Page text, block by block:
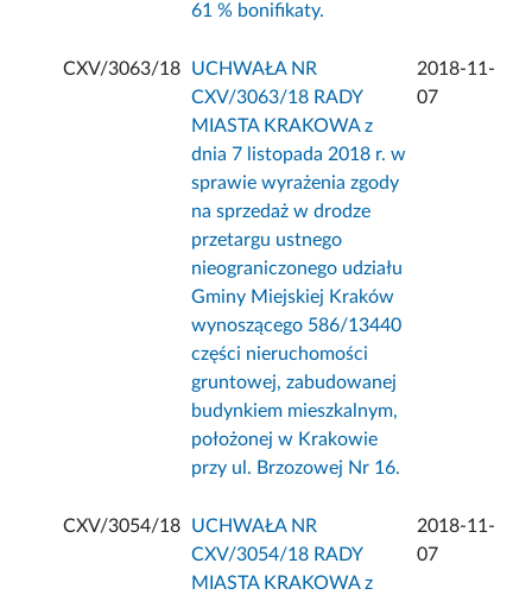
61 % bonifikaty.
CXV/3063/18
UCHWAŁA NR
CXV/3063/18 RADY
MIASTA KRAKOWA z
dnia 7 listopada 2018 r. w
sprawie wyrażenia zgody
na sprzedaż w drodze
przetargu ustnego
nieograniczonego udziału
Gminy Miejskiej Kraków
wynoszącego 586/13440
części nieruchomości
gruntowej, zabudowanej
budynkiem mieszkalnym,
położonej w Krakowie
przy ul. Brzozowej Nr 16.
2018-11-
07
CXV/3054/18
UCHWAŁA NR
CXV/3054/18 RADY
MIASTA KRAKOWA z
2018-11-
07